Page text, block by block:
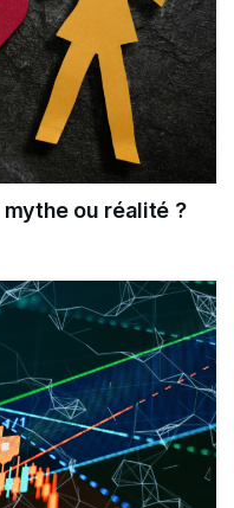
ou réalité ?